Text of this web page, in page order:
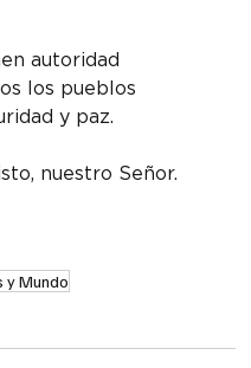
autoridad
los pueblos
y paz.
nuestro Señor.
y Mundo